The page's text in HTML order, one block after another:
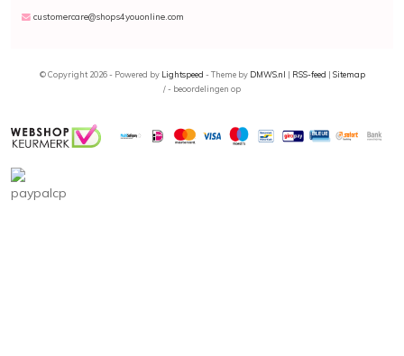
customercare@shops4youonline.com
© Copyright 2026 - Powered by Lightspeed - Theme by DMWS.nl | RSS-feed | Sitemap
/- beoordelingen op